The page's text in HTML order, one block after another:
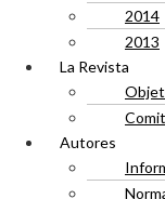
2014
2013
La Revista
Autores